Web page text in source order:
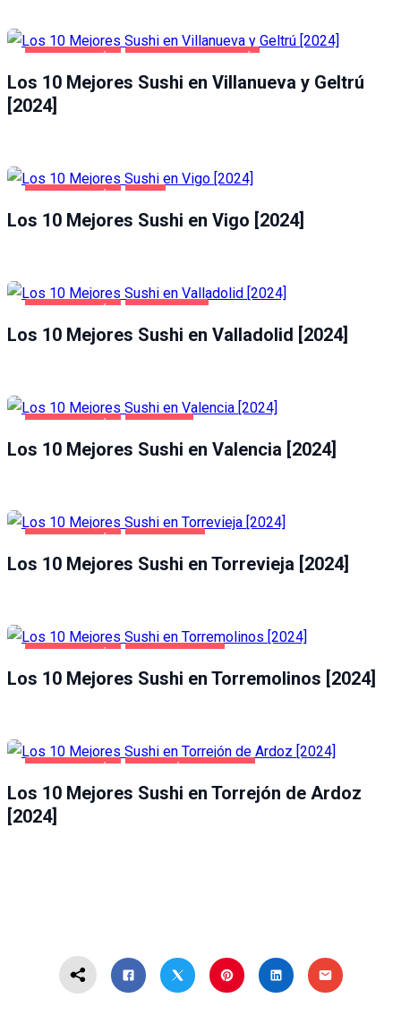
Los 10 Mejores Sushi en Villanueva y Geltrú
[2024]
Los 10 Mejores Sushi en Vigo [2024]
Los 10 Mejores Sushi en Valladolid [2024]
Los 10 Mejores Sushi en Valencia [2024]
Los 10 Mejores Sushi en Torrevieja [2024]
Los 10 Mejores Sushi en Torremolinos [2024]
Los 10 Mejores Sushi en Torrejón de Ardoz
[2024]